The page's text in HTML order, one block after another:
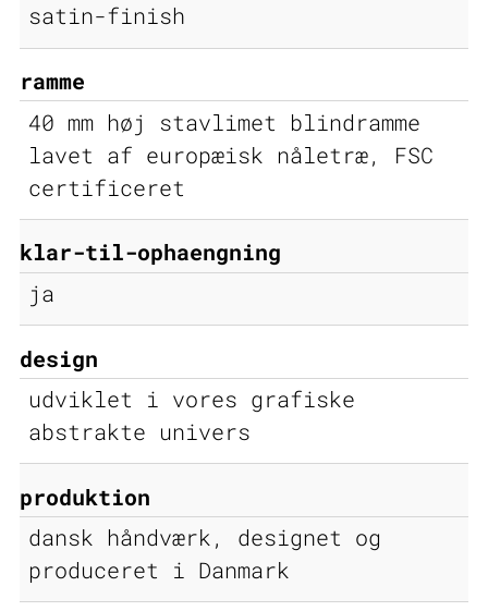
satin-finish
ramme
40 mm høj stavlimet blindramme
lavet af europæisk nåletræ, FSC
certificeret
klar-til-ophaengning
ja
design
udviklet i vores grafiske
abstrakte univers
produktion
dansk håndværk, designet og
produceret i Danmark